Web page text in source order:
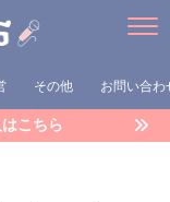
その他 お問い合わ
こちら